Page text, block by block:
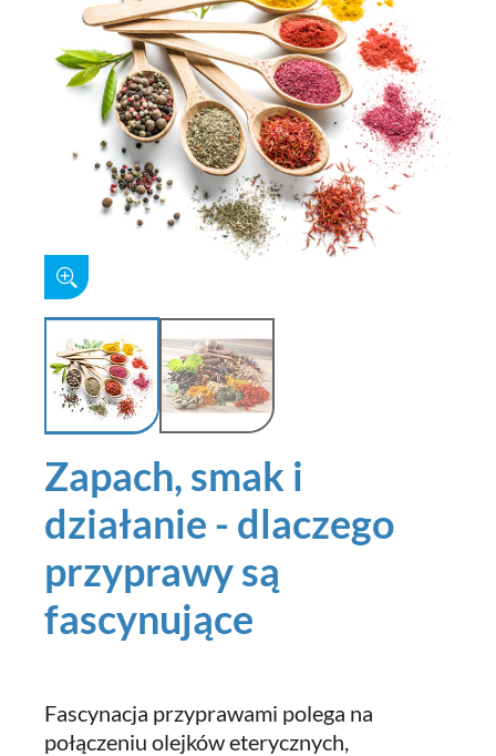
Zapach, smak i
działanie - dlaczego
przyprawy są
fascynujące
Fascynacja przyprawami polega na
połączeniu olejków eterycznych,